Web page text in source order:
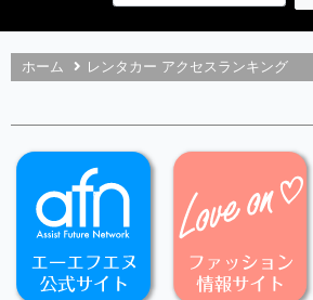
ホーム レンタカー アクセスランキング